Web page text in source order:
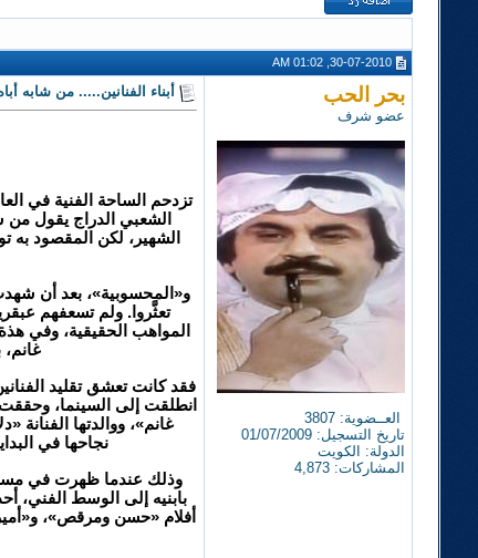
30-07-2010, 01:02 AM
بحر الحب
عضو شرف
العــضوية: 3807
تاريخ التسجيل: 01/07/2009
الدولة: الكويت
المشاركات: 4,873
أبناء الفنانين..... من شابه
تزدحم الساحة الفنية في
الشعبي الدراج يقول من
الشهير، لكن المقصود به
و«المحسوبية»، بعد أن
تعثَّروا. ولم تسعفهم
المواهب الحقيقية، وفي
فقد كانت تعشق تقليد
انطلقت إلى السينما، وحققت
غانم»، ووالدتها
نجاحها في
وذلك عندما ظهرت في
بابنيه إلى الوسط الفني،